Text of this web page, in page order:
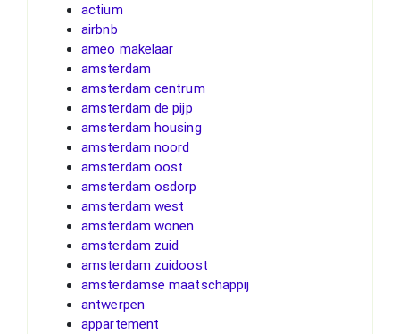
actium
airbnb
ameo makelaar
amsterdam
amsterdam centrum
amsterdam de pijp
amsterdam housing
amsterdam noord
amsterdam oost
amsterdam osdorp
amsterdam west
amsterdam wonen
amsterdam zuid
amsterdam zuidoost
amsterdamse maatschappij
antwerpen
appartement